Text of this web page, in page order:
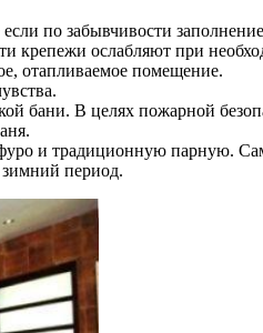
по забывчивости
крепежи ослабляют при
отапливаемое помещение.
бани. В целях пожарной
и традиционную парную.
зимний период.